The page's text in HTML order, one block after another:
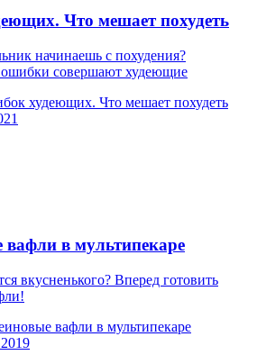
Что мешает похудеть
начинаешь с похудения?
совершают худеющие
в мультипекаре
вкусненького? Вперед готовить